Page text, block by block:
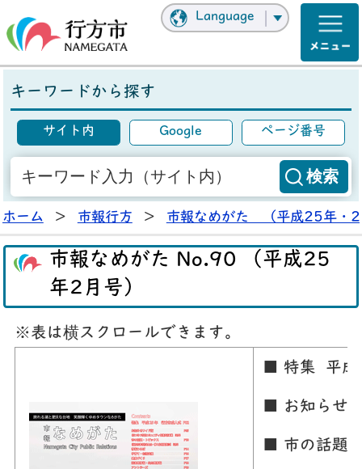
Language
キーワードから探す
サイト内 Google ページ番号
ホーム > 市報行方 > 市報なめがた （平成25年・
市報なめがた No.90 （平成25
年2月号）
※表は横スクロールできます。
■ 特集 平成
■ お知らせ
■ 市の話題